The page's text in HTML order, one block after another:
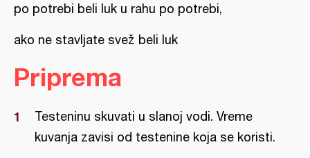
po potrebi beli luk u rahu po potrebi,
ako ne stavljate svež beli luk
Priprema
Testeninu skuvati u slanoj vodi. Vreme
kuvanja zavisi od testenine koja se koristi.